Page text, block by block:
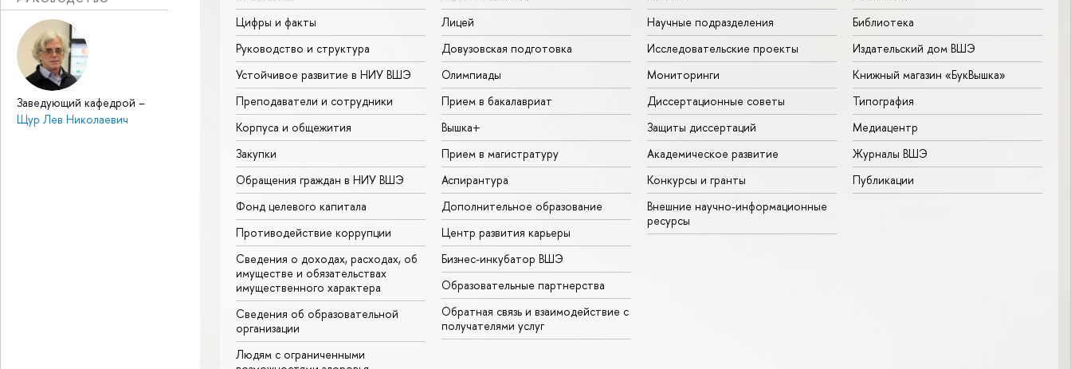
Заведующий кафедрой –
Щур Лев Николаевич
Цифры и факты
Руководство и структура
Устойчивое развитие в НИУ ВШЭ
Преподаватели и сотрудники
Корпуса и общежития
Закупки
Обращения граждан в НИУ ВШЭ
Фонд целевого капитала
Противодействие коррупции
Сведения о доходах, расходах, об
имуществе и обязательствах
имущественного характера
Сведения об образовательной
организации
Людям с ограниченными
Лицей
Довузовская подготовка
Олимпиады
Прием в бакалавриат
Вышка+
Прием в магистратуру
Аспирантура
Дополнительное образование
Центр развития карьеры
Бизнес-инкубатор ВШЭ
Образовательные партнерства
Обратная связь и взаимодействие с
получателями услуг
Научные подразделения
Исследовательские проекты
Мониторинги
Диссертационные советы
Защиты диссертаций
Академическое развитие
Конкурсы и гранты
Внешние научно-информационные
ресурсы
Библиотека
Издательский дом ВШЭ
Книжный магазин «БукВышка»
Типография
Медиацентр
Журналы ВШЭ
Публикации